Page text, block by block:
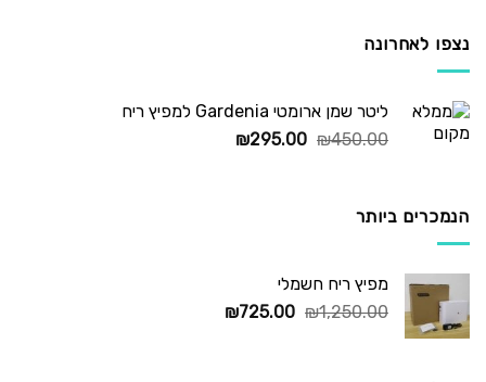
נצפו לאחרונה
ליטר שמן ארומטי Gardenia למפיץ ריח
₪450.00
המחיר
₪295.00
המחיר
הנמכרים ביותר
מפיץ ריח חשמלי
₪1,250.00
המחיר
₪725.00
המחיר